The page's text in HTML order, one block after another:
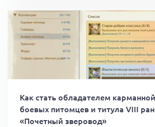
Как стать обладателем
боевых питомцев и титула VIII
«Почетный зверовод»